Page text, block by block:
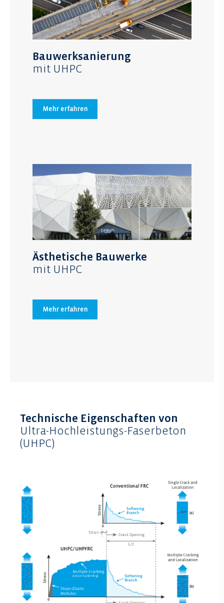
Bauwerksanierung
mit UHPC
Mehr erfahren
Ästhetische Bauwerke
mit UHPC
Mehr erfahren
Technische Eigenschaften von
Ultra-Hochleistungs-Faserbeton
(UHPC)